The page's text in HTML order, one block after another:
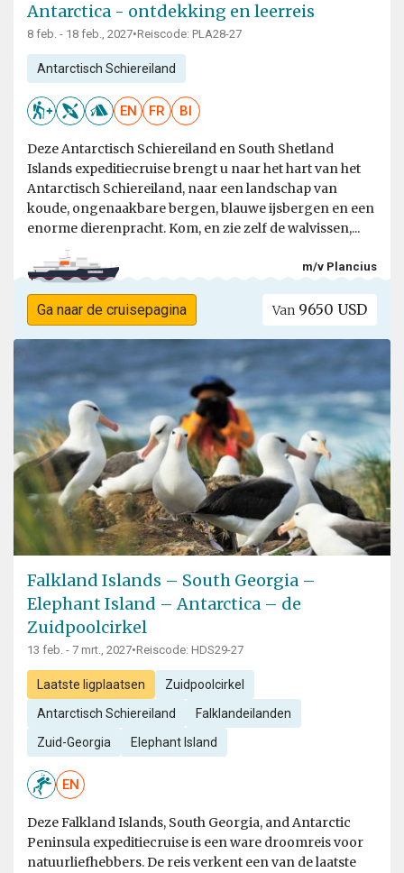
Antarctica - ontdekking en leerreis
8 feb. - 18 feb., 2027•Reiscode: PLA28-27
Antarctisch Schiereiland
EN FR BI
Deze Antarctisch Schiereiland en South Shetland
Islands expeditiecruise brengt u naar het hart van het
Antarctisch Schiereiland, naar een landschap van
koude, ongenaakbare bergen, blauwe ijsbergen en een
enorme dierenpracht. Kom, en zie zelf de walvissen,...
m/v Plancius
Ga naar de cruisepagina Van 9650 USD
Falkland Islands – South Georgia –
Elephant Island – Antarctica – de
Zuidpoolcirkel
13 feb. - 7 mrt., 2027•Reiscode: HDS29-27
Laatste ligplaatsen Zuidpoolcirkel
Antarctisch Schiereiland Falklandeilanden
Zuid-Georgia Elephant Island
EN
Deze Falkland Islands, South Georgia, and Antarctic
Peninsula expeditiecruise is een ware droomreis voor
natuurliefhebbers. De reis verkent een van de laatste